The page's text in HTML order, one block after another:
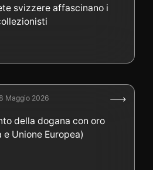
svizzere affascinano i
Maggio 2026
della dogana con oro
e Unione Europea)